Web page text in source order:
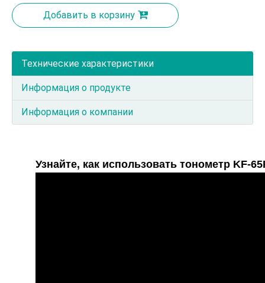
Добавить в корзину
Технические характеристики
Информация о продукте
Информация о компании
Узнайте, как использовать тонометр KF-